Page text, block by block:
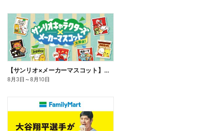
【サンリオ×メーカーマスコット】オリジナルグッズ貰える!
8月3日 ～8月10日